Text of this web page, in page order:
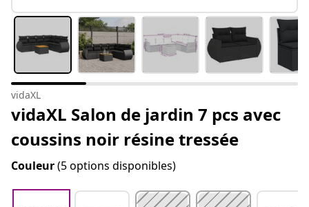
vidaXL
vidaXL Salon de jardin 7 pcs avec
coussins noir résine tressée
Couleur(5 options disponibles)